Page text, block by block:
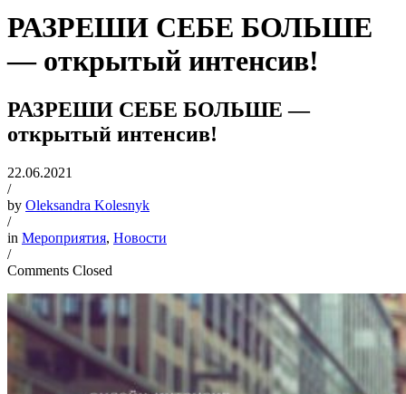
РАЗРЕШИ СЕБЕ БОЛЬШЕ
— открытый интенсив!
РАЗРЕШИ СЕБЕ БОЛЬШЕ —
открытый интенсив!
22.06.2021
/
by Oleksandra Kolesnyk
/
in Мероприятия, Новости
/
Comments Closed